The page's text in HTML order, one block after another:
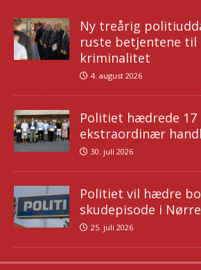
Ny treårig
ruste betjentene til
kriminalitet
4. august 2026
Politiet hædrede
ekstraordinær
30. juli 2026
Politiet vil hædre
skudepisode i
25. juli 2026